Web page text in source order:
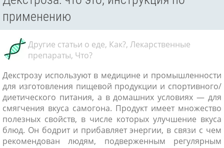
применению
Другие статьи о еде, Как?, Лекарственные
препараты, Что?
Декстрозу используют в медицине и промышленности
для изготовления пищевой продукции и спортивного/
диетического питания, а в домашних условиях — для
смягчения вкуса самогона. Продукт имеет множество
полезных свойств, в числе которых улучшение вкуса
блюд. Он бодрит и прибавляет энергии, в связи с чем
рекомендован людям, подверженным регулярным